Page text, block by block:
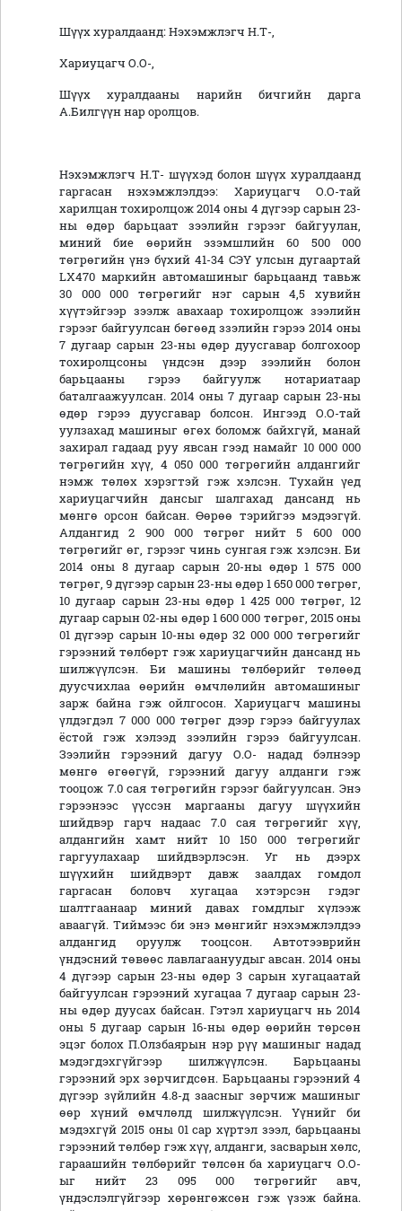
Шүүх хуралдаанд: Нэхэмжлэгч Н.Т-,
Хариуцагч О.О-,
Шүүх хуралдааны нарийн бичгийн дарга
А.Билгүүн нар оролцов.
Нэхэмжлэгч Н.Т- шүүхэд болон шүүх хуралдаанд
гаргасан нэхэмжлэлдээ: Хариуцагч О.О-тай
харилцан тохиролцож 2014 оны 4 дүгээр сарын 23-
ны өдөр барьцаат зээлийн гэрээг байгуулан,
миний бие өөрийн эзэмшлийн 60 500 000
төгрөгийн үнэ бүхий 41-34 СЭҮ улсын дугаартай
LX470 маркийн автомашиныг барьцаанд тавьж
30 000 000 төгрөгийг нэг сарын 4,5 хувийн
хүүтэйгээр зээлж авахаар тохиролцож зээлийн
гэрээг байгуулсан бөгөөд ззэлийн гэрээ 2014 оны
7 дугаар сарын 23-ны өдөр дуусгавар болгохоор
тохиролцсоны үндсэн дээр зээлийн болон
барьцааны гэрээ байгуулж нотариатаар
баталгаажуулсан. 2014 оны 7 дугаар сарын 23-ны
өдөр гэрээ дуусгавар болсон. Ингээд О.О-тай
уулзахад машиныг өгөх боломж байхгүй, манай
захирал гадаад руу явсан гээд намайг 10 000 000
төгрөгийн хүү, 4 050 000 төгрөгийн алдангийг
нэмж төлөх хэрэгтэй гэж хэлсэн. Тухайн үед
хариуцагчийн дансыг шалгахад дансанд нь
мөнгө орсон байсан. Өөрөө тэрийгээ мэдээгүй.
Алдангид 2 900 000 төгрөг нийт 5 600 000
төгрөгийг өг, гэрээг чинь сунгая гэж хэлсэн. Би
2014 оны 8 дугаар сарын 20-ны өдөр 1 575 000
төгрөг, 9 дүгээр сарын 23-ны өдөр 1 650 000 төгрөг,
10 дугаар сарын 23-ны өдөр 1 425 000 төгрөг, 12
дугаар сарын 02-ны өдөр 1 600 000 төгрөг, 2015 оны
01 дүгээр сарын 10-ны өдөр 32 000 000 төгрөгийг
гэрээний төлбөрт гэж хариуцагчийн дансанд нь
шилжүүлсэн. Би машины төлбөрийг төлөөд
дуусчихлаа өөрийн өмчлөлийн автомашиныг
зарж байна гэж ойлгосон. Хариуцагч машины
үлдэгдэл 7 000 000 төгрөг дээр гэрээ байгуулах
ёстой гэж хэлээд зээлийн гэрээ байгуулсан.
Зээлийн гэрээний дагуу О.О- надад бэлнээр
мөнгө өгөөгүй, гэрээний дагуу алданги гэж
тооцож 7.0 сая төгрөгийн гэрээг байгуулсан. Энэ
гэрээнээс үүссэн маргааны дагуу шүүхийн
шийдвэр гарч надаас 7.0 сая төгрөгийг хүү,
алдангийн хамт нийт 10 150 000 төгрөгийг
гаргуулахаар шийдвэрлэсэн. Уг нь дээрх
шүүхийн шийдвэрт давж заалдах гомдол
гаргасан боловч хугацаа хэтэрсэн гэдэг
шалтгаанаар миний давах гомдлыг хүлээж
аваагүй. Тиймээс би энэ мөнгийг нэхэмжлэлдээ
алдангид оруулж тооцсон. Автотээврийн
үндэсний төвөөс лавлагаануудыг авсан. 2014 оны
4 дүгээр сарын 23-ны өдөр 3 сарын хугацаатай
байгуулсан гэрээний хугацаа 7 дугаар сарын 23-
ны өдөр дуусах байсан. Гэтэл хариуцагч нь 2014
оны 5 дугаар сарын 16-ны өдөр өөрийн төрсөн
эцэг болох П.Олзбаярын нэр рүү машиныг надад
мэдэгдэхгүйгээр шилжүүлсэн. Барьцааны
гэрээний эрх зөрчигдсөн. Барьцааны гэрээний 4
дүгээр зүйлийн 4.8-д заасныг зөрчиж машиныг
өөр хүний өмчлөлд шилжүүлсэн. Үүнийг би
мэдэхгүй 2015 оны 01 сар хүртэл зээл, барьцааны
гэрээний төлбөр гэж хүү, алданги, засварын хөлс,
гараашийн төлбөрийг төлсөн ба хариуцагч О.О-
ыг нийт 23 095 000 төгрөгийг авч,
үндэслэлгүйгээр хөрөнгөжсөн гэж үзэж байна.